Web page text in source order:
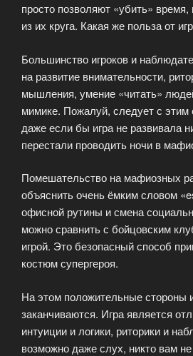
просто позволяют «убить»
из их круга. Какая же польза от
Большинство игроков и
на развитие внимательности,
мышления, умение «читать»
мимике. Пожалуй, следует с этим
даже если бы игра не развивала
перестали проводить ночи в
Помешательство на мафиозных
объяснить очень ёмким словом
офисной рутины и смена
можно сравнить с бойцовским
игрой. Это безопасный способ
костюм супергероя.
На этом положительные стороны
заканчиваются. Игра является
интуиции и логики, риторики и
возможно даже слух, никто вам не